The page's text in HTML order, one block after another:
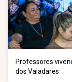
Professores
dos Valadares